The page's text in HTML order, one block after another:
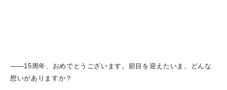
――15周年、おめでとうございます。節目を迎えたいま、どんな
想いがありますか？